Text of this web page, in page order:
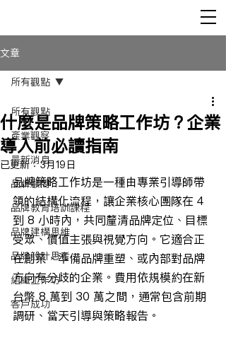
文章
所有觀點
產業觀察
最新消息
品牌顧問
品牌教育培訓課程
品牌建構思維
品牌設計思考
組織工作坊
客戶成功
所有觀點
什麼是品牌策略工作坊？企業
導入前必讀指南
已更新：3月19日
品牌策略工作坊是一種由專業引導師帶
領的結構化流程，讓企業核心團隊在 4
到 8 小時內，共同釐清品牌定位、目標
受眾、價值主張與視覺方向。它適合正
在創業、準備品牌重塑、或內部對品牌
方向有分歧的企業。費用依規模約在新
台幣 8 萬到 30 萬之間，通常包含前期
調研、當天引導與策略報告。